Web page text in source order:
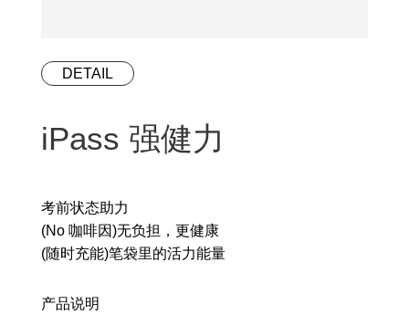
DETAIL
iPass 强健力
考前状态助力
(No 咖啡因)无负担，更健康
(随时充能)笔袋里的活力能量
产品说明